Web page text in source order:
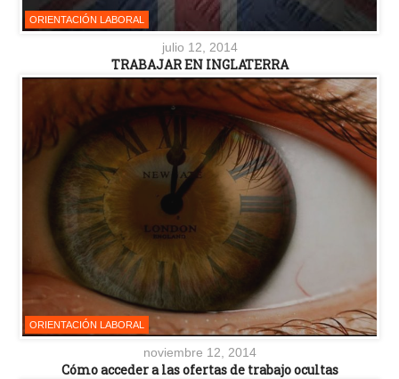
ORIENTACIÓN LABORAL
julio 12, 2014
TRABAJAR EN INGLATERRA
ORIENTACIÓN LABORAL
noviembre 12, 2014
Cómo acceder a las ofertas de trabajo ocultas